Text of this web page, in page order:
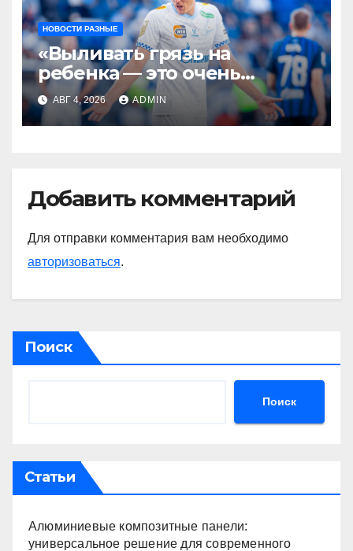
НОВОСТИ РАЗНЫЕ
«Выливать грязь на
ребенка — это очень
мерзкая история» —
Радимов о ситуации с
сыном Соболева
АВГ 4, 2026 ADMIN
Добавить комментарий
Для отправки комментария вам необходимо
авторизоваться.
Поиск
Поиск
Статьи
Алюминиевые композитные панели:
универсальное решение для современного